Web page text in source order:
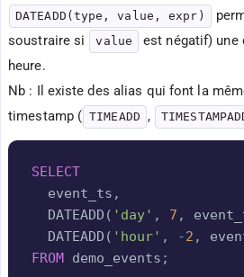
DATEADD(type, value, expr)
soustraire si
value
est négatif) une
heure.
Nb : Il existe des alias qui font la
timestamp ( TIMEADD ,
SELECT
  event_ts
,
  DATEADD
( 'day' , 7 ,
  DATEADD
( 'hour' , -2 ,
FROM demo_events ;